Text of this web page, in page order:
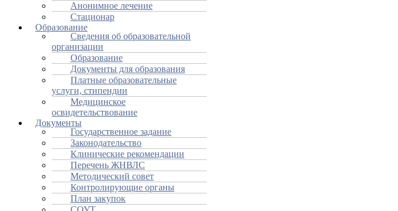
Анонимное лечение
Стационар
Образование
Сведения об образовательной
организации
Образование
Документы для образования
Платные образовательные
услуги, стипендии
Медицинское
освидетельствование
Документы
Государственное задание
Законодательство
Клинические рекомендации
Перечень ЖНВЛС
Методический совет
Контролирующие органы
План закупок